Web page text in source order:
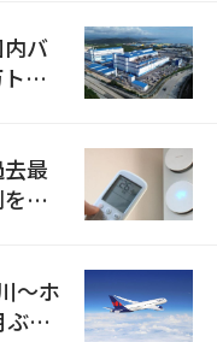
バ
ン
最
点
〜ホ
り